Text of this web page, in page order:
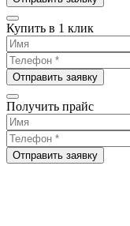
Купить в 1 клик
Отправить заявку
Получить прайс
Отправить заявку